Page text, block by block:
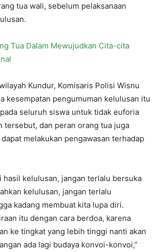
tua wali, sebelum pelaksanaan
Tua Dalam Mewujudkan Cita-cita
Kundur, Komisaris Polisi Wisnu
kesempatan pengumuman kelulusan itu
seluruh siswa untuk tidak euforia
tersebut, dan peran orang tua juga
melakukan pengawasan terhadap
hasil kelulusan, jangan terlalu bersuka
kelulusan, jangan terlalu
kadang membuat kita lupa diri.
itu dengan cara berdoa, karena
ke tingkat yang lebih tinggi nanti akan
ada lagi budaya konvoi-konvoi,”